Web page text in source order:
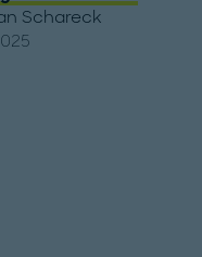
Schareck